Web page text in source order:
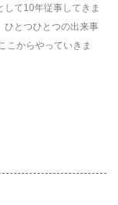
て10年従事してきま
ひとつひとつの出来事
こからやっていきま